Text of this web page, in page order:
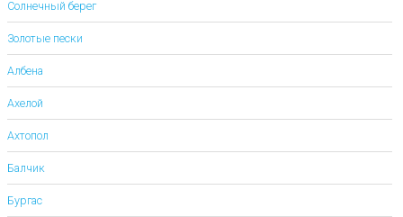
Солнечный берег
Золотые пески
Албена
Ахелой
Ахтопол
Балчик
Бургас